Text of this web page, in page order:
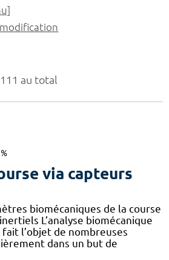
au total
via capteurs
biomécaniques de la course
L’analyse biomécanique
l’objet de nombreuses
dans un but de